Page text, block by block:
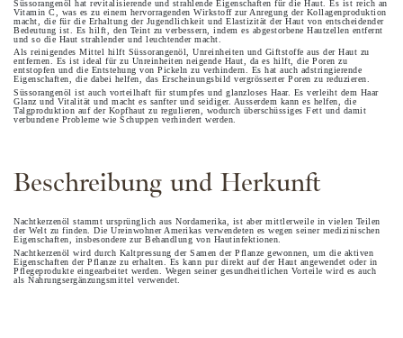
Süssorangenöl hat revitalisierende und strahlende Eigenschaften für die Haut. Es ist reich an
Vitamin C, was es zu einem hervorragenden Wirkstoff zur Anregung der Kollagenproduktion
macht, die für die Erhaltung der Jugendlichkeit und Elastizität der Haut von entscheidender
Bedeutung ist. Es hilft, den Teint zu verbessern, indem es abgestorbene Hautzellen entfernt
und so die Haut strahlender und leuchtender macht.
Als reinigendes Mittel hilft Süssorangenöl, Unreinheiten und Giftstoffe aus der Haut zu
entfernen. Es ist ideal für zu Unreinheiten neigende Haut, da es hilft, die Poren zu
entstopfen und die Entstehung von Pickeln zu verhindern. Es hat auch adstringierende
Eigenschaften, die dabei helfen, das Erscheinungsbild vergrösserter Poren zu reduzieren.
Süssorangenöl ist auch vorteilhaft für stumpfes und glanzloses Haar. Es verleiht dem Haar
Glanz und Vitalität und macht es sanfter und seidiger. Ausserdem kann es helfen, die
Talgproduktion auf der Kopfhaut zu regulieren, wodurch überschüssiges Fett und damit
verbundene Probleme wie Schuppen verhindert werden.
Beschreibung und Herkunft
Nachtkerzenöl stammt ursprünglich aus Nordamerika, ist aber mittlerweile in vielen Teilen
der Welt zu finden. Die Ureinwohner Amerikas verwendeten es wegen seiner medizinischen
Eigenschaften, insbesondere zur Behandlung von Hautinfektionen.
Nachtkerzenöl wird durch Kaltpressung der Samen der Pflanze gewonnen, um die aktiven
Eigenschaften der Pflanze zu erhalten. Es kann pur direkt auf der Haut angewendet oder in
Pflegeprodukte eingearbeitet werden. Wegen seiner gesundheitlichen Vorteile wird es auch
als Nahrungsergänzungsmittel verwendet.